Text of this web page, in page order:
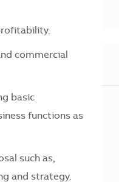
commercial
basic
functions as
such as,
and strategy.